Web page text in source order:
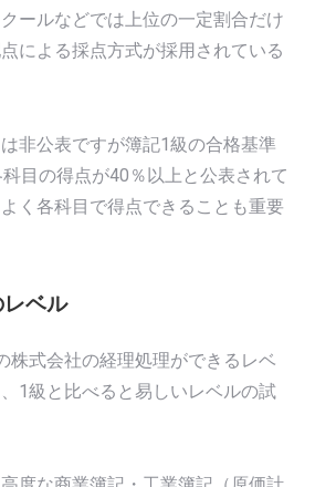
ールなどでは上位の一定割合だけ
による採点方式が採用されている
非公表ですが簿記1級の合格基準
目の得点が40％以上と公表されて
く各科目で得点できることも重要
ベル
株式会社の経理処理ができるレベ
1級と比べると易しいレベルの試